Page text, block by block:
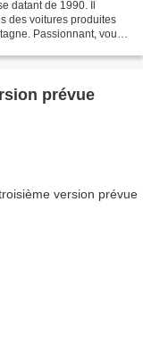
datant de 1990. Il
des voitures produites
Passionnant, vous
prévue